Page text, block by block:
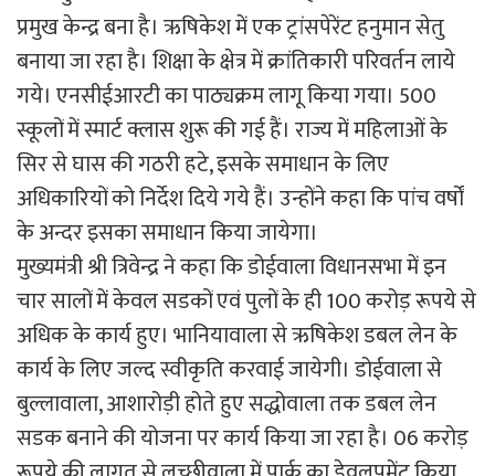
प्रमुख केन्द्र बना है। ऋषिकेश में एक ट्रांसपेरेंट हनुमान सेतु
बनाया जा रहा है। शिक्षा के क्षेत्र में क्रांतिकारी परिवर्तन लाये
गये। एनसीईआरटी का पाठ्यक्रम लागू किया गया। 500
स्कूलों में स्मार्ट क्लास शुरू की गई हैं। राज्य में महिलाओं के
सिर से घास की गठरी हटे, इसके समाधान के लिए
अधिकारियों को निर्देश दिये गये हैं। उन्होंने कहा कि पांच वर्षों
के अन्दर इसका समाधान किया जायेगा।
मुख्यमंत्री श्री त्रिवेन्द्र ने कहा कि डोईवाला विधानसभा में इन
चार सालों में केवल सडकों एवं पुलों के ही 100 करोड़ रूपये से
अधिक के कार्य हुए। भानियावाला से ऋषिकेश डबल लेन के
कार्य के लिए जल्द स्वीकृति करवाई जायेगी। डोईवाला से
बुल्लावाला, आशारोड़ी होते हुए सद्धोवाला तक डबल लेन
सडक बनाने की योजना पर कार्य किया जा रहा है। 06 करोड़